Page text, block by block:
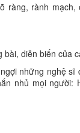
ràng, rành
diễn biến của
những nghệ
nhủ mọi